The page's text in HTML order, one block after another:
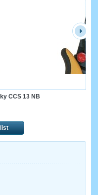
CCS 13 NB